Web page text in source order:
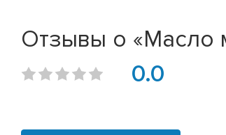
Отзывы о «Масло
0.0